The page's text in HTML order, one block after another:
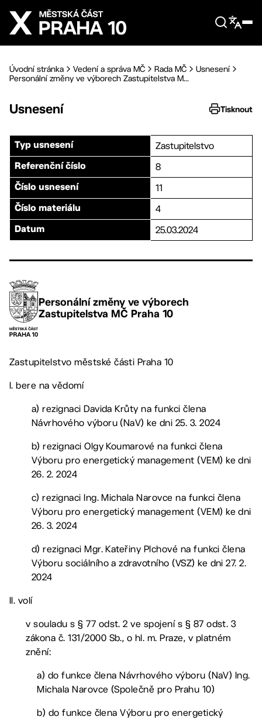
Přejít na hlavní obsah
Úvodní stránka Vedení a správa MČ Rada MČ
Usnesení
Personální změny ve výborech Zastupitelstva M...
Usnesení Tisknout
Typ usnesení Zastupitelstvo
Referenční číslo 8
Číslo usnesení 11
Číslo materiálu 4
Datum 25.03.2024
Personální změny ve výborech
Zastupitelstva MČ Praha 10
Zastupitelstvo městské části Praha 10
I. bere na vědomí
a) rezignaci Davida Krůty na funkci člena
Návrhového výboru (NaV) ke dni 25. 3. 2024
b) rezignaci Olgy Koumarové na funkci člena
Výboru pro energetický management (VEM) ke dni
26. 2. 2024
c) rezignaci Ing. Michala Narovce na funkci člena
Výboru pro energetický management (VEM) ke dni
26. 3. 2024
d) rezignaci Mgr. Kateřiny Plchové na funkci člena
Výboru sociálního a zdravotního (VSZ) ke dni 27. 2.
2024
II. volí
v souladu s § 77 odst. 2 ve spojení s § 87 odst. 3
zákona č. 131/2000 Sb., o hl. m. Praze, v platném
znění:
a) do funkce člena Návrhového výboru (NaV) Ing.
Michala Narovce (Společně pro Prahu 10)
b) do funkce člena Výboru pro energetický